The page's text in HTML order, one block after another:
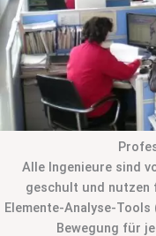
Alle Ingenieure sind
geschult und nutzen
Elemente-Analyse-Tools
Bewegung für